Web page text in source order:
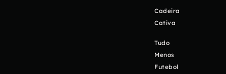
Cadeira
Cativa
Tudo
Menos
Futebol